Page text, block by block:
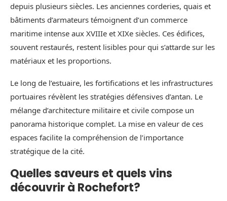
depuis plusieurs siècles. Les anciennes corderies, quais et
bâtiments d’armateurs témoignent d’un commerce
maritime intense aux XVIIIe et XIXe siècles. Ces édifices,
souvent restaurés, restent lisibles pour qui s’attarde sur les
matériaux et les proportions.
Le long de l’estuaire, les fortifications et les infrastructures
portuaires révèlent les stratégies défensives d’antan. Le
mélange d’architecture militaire et civile compose un
panorama historique complet. La mise en valeur de ces
espaces facilite la compréhension de l’importance
stratégique de la cité.
Quelles saveurs et quels vins
découvrir à Rochefort?